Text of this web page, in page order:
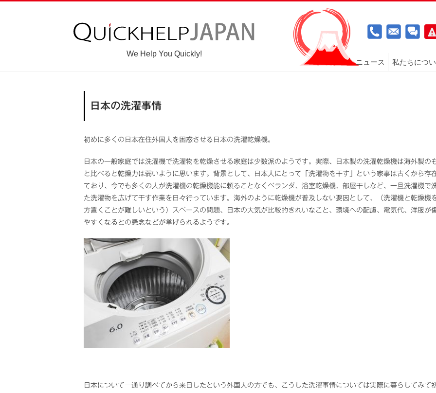
We Help You Quickly!
ニュース 私たちにつ
日本の洗濯事情
初めに多くの日本在住外国人を困惑させる日本の洗濯乾燥機。
日本の一般家庭では洗濯機で洗濯物を乾燥させる家庭は少数派のようです。実際、日本製の洗濯乾燥機は海外製の
と比べると乾燥力は弱いように思います。背景として、日本人にとって「洗濯物を干す」という家事は古くから存
ており、今でも多くの人が洗濯機の乾燥機能に頼ることなくベランダ、浴室乾燥機、部屋干しなど、一旦洗濯機で
た洗濯物を広げて干す作業を日々行っています。海外のように乾燥機が普及しない要因として、（洗濯機と乾燥機
方置くことが難しいという）スペースの問題、日本の大気が比較的きれいなこと、環境への配慮、電気代、洋服が
やすくなるとの懸念などが挙げられるようです。
日本について一通り調べてから来日したという外国人の方でも、こうした洗濯事情については実際に暮らしてみて